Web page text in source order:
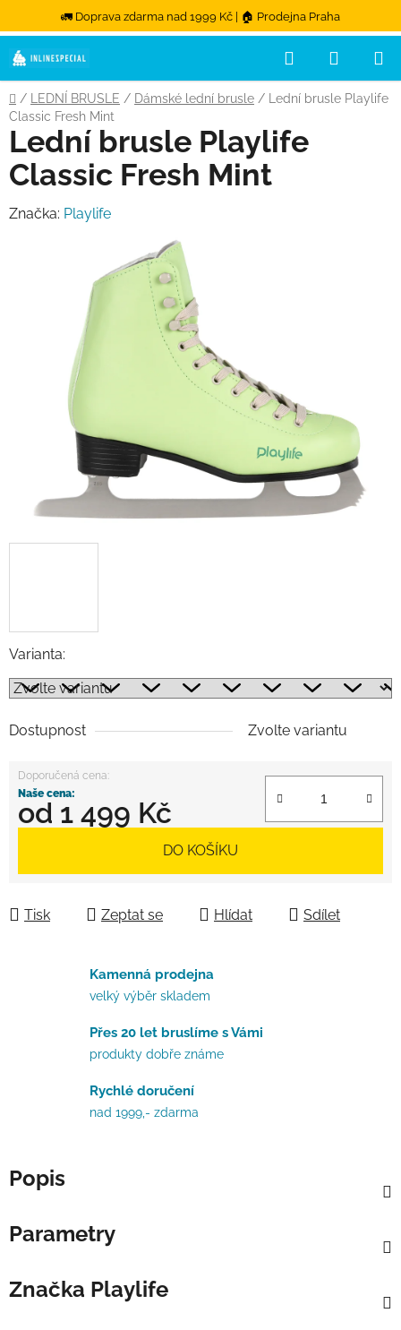
🚛 Doprava zdarma nad 1999 Kč | 🏠 Prodejna Praha
Přejít na obsah
Hledat
Domů
/ LEDNÍ BRUSLE / Dámské lední brusle /
Lední brusle Playlife
Classic Fresh Mint
Varianta:
Dostupnost Zvolte variantu
od 1 499 Kč
DO KOŠÍKU
Tisk Zeptat se Hlídat Sdílet
Lední brusle Playlife
Classic Fresh Mint
Značka: Playlife
Kamenná prodejna
velký výběr skladem
Přes 20 let bruslíme s Vámi
produkty dobře známe
Rychlé doručení
nad 1999,- zdarma
Popis
Parametry
Značka Playlife